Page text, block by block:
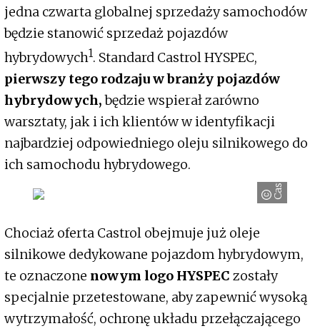
jedna czwarta globalnej sprzedaży samochodów
będzie stanowić sprzedaż pojazdów
hybrydowych1. Standard Castrol HYSPEC,
pierwszy tego rodzaju w branży pojazdów
hybrydowych,będzie wspierał zarówno
warsztaty, jak i ich klientów w identyfikacji
najbardziej odpowiedniego oleju silnikowego do
ich samochodu hybrydowego.
Castrol
Chociaż oferta Castrol obejmuje już oleje
silnikowe dedykowane pojazdom hybrydowym,
te oznaczone nowym logo HYSPEC zostały
specjalnie przetestowane, aby zapewnić wysoką
wytrzymałość, ochronę układu przełączającego